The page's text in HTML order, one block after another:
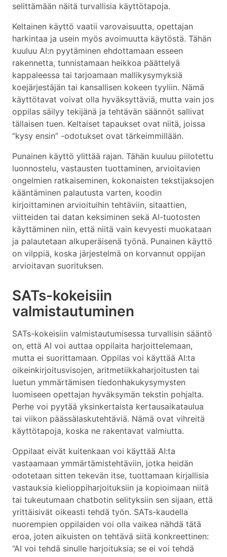
selittämään näitä turvallisia käyttötapoja.
Keltainen käyttö vaatii varovaisuutta, opettajan
harkintaa ja usein myös avoimuutta käytöstä. Tähän
kuuluu AI:n pyytäminen ehdottamaan esseen
rakennetta, tunnistamaan heikkoa päättelyä
kappaleessa tai tarjoamaan mallikysymyksiä
koejärjestäjän tai kansallisen kokeen tyyliin. Nämä
käyttötavat voivat olla hyväksyttäviä, mutta vain jos
oppilas säilyy tekijänä ja tehtävän säännöt sallivat
tällaisen tuen. Keltaiset tapaukset ovat niitä, joissa
“kysy ensin” -odotukset ovat tärkeimmillään.
Punainen käyttö ylittää rajan. Tähän kuuluu piilotettu
luonnostelu, vastausten tuottaminen, arvioitavien
ongelmien ratkaiseminen, kokonaisten tekstijaksojen
kääntäminen palautusta varten, koodin
kirjoittaminen arvioituihin tehtäviin, sitaattien,
viitteiden tai datan keksiminen sekä AI-tuotosten
käyttäminen niin, että niitä vain kevyesti muokataan
ja palautetaan alkuperäisenä työnä. Punainen käyttö
on vilppiä, koska järjestelmä on korvannut oppijan
arvioitavan suorituksen.
SATs-kokeisiin
valmistautuminen
SATs-kokeisiin valmistautumisessa turvallisin sääntö
on, että AI voi auttaa oppilaita harjoittelemaan,
mutta ei suorittamaan. Oppilas voi käyttää AI:ta
oikeinkirjoitusvisojen, aritmetiikkaharjoitusten tai
luetun ymmärtämisen tiedonhakukysymysten
luomiseen opettajan hyväksymän tekstin pohjalta.
Perhe voi pyytää yksinkertaista kertausaikataulua
tai viikon päässälaskutehtäviä. Nämä ovat vihreitä
käyttötapoja, koska ne rakentavat valmiutta.
Oppilaat eivät kuitenkaan voi käyttää AI:ta
vastaamaan ymmärtämistehtäviin, jotka heidän
odotetaan sitten tekevän itse, tuottamaan kirjallisia
vastauksia kielioppiharjoituksiin ja kopioimaan niitä
tai tukeutumaan chatbotin selityksiin sen sijaan, että
yrittäisivät oikeasti tehdä työn. SATs-kaudella
nuorempien oppilaiden voi olla vaikea nähdä tätä
eroa, joten aikuisten on tehtävä siitä konkreettinen:
“AI voi tehdä sinulle harjoituksia; se ei voi tehdä